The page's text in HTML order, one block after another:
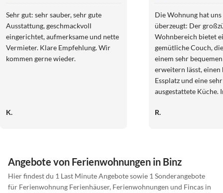
Sehr gut: sehr sauber, sehr gute
Ausstattung, geschmackvoll
eingerichtet, aufmerksame und nette
Vermieter. Klare Empfehlung. Wir
kommen gerne wieder.
K.
Die Wohnung hat
überzeugt: Der großzügige
Wohnbereich bietet
gemütliche Couch,
einem sehr
erweitern lässt, einen
Essplatz und eine
ausgestattete Küche.
integriertem
Betten. Alles ist
liebevoll eingerichtet,
Selbstverpflegung
R.
Angebote von Ferienwohnungen in Binz
Hier findest du 1 Last Minute Angebote sowie 1 Sonderangebote
für Ferienwohnung Ferienhäuser, Ferienwohnungen und Fincas in